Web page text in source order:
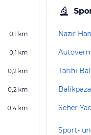
0,1 km
0,1 km
0,2 km
0,2 km
0,4 km
Nazir
Tarihi
Seher
Sport-